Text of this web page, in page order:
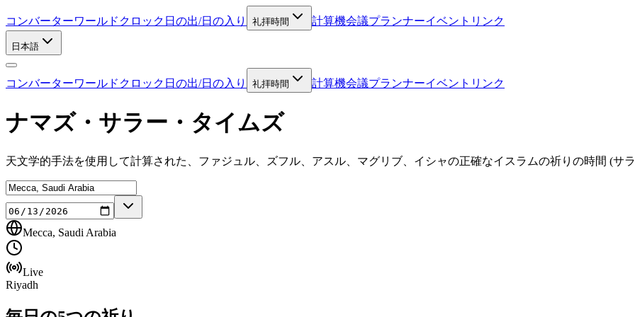
コンバーターワールドクロック 日の出/日の入り 礼拝時間 計算機会議プランナーイベントリンク
日本語
コンバーターワールドクロック 日の出/日の入り 礼拝時間 計算機会議プランナーイベントリンク
ナマズ・サラー・タイムズ
天文学的手法を使用して計算された、ファジュル、ズフル、アスル、マグリブ、イシャの正確なイスラムの祈りの時間 (サラ
Mecca, Saudi Arabia
Live
Riyadh